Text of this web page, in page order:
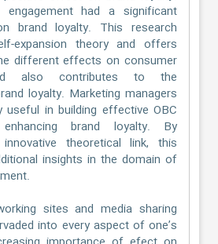
engagement had a significant
brand loyalty. This research
expansion theory and offers
different effects on consumer
also contributes to the
loyalty. Marketing managers
in building effective OBC
brand loyalty. By
theoretical link, this
insights in the domain of
sites and media sharing
into every aspect of one’s